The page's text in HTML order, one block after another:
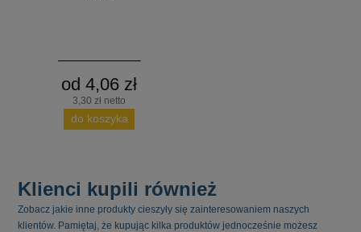
od 4,06 zł
3,30 zł netto
do koszyka
Klienci kupili również
Zobacz jakie inne produkty cieszyły się zainteresowaniem naszych
klientów. Pamiętaj, że kupując kilka produktów jednocześnie możesz